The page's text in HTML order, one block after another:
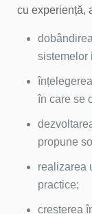
cu experiență,
sistemelor
în care se
propune
realizarea
practice;
creșterea